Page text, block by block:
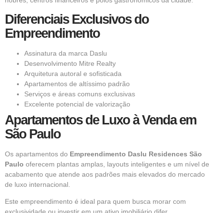
Diferenciais Exclusivos do
Empreendimento
Assinatura da marca Daslu
Desenvolvimento Mitre Realty
Arquitetura autoral e sofisticada
Apartamentos de altíssimo padrão
Serviços e áreas comuns exclusivas
Excelente potencial de valorização
Apartamentos de Luxo à Venda em
São Paulo
Os apartamentos do Empreendimento Daslu Residences São
Paulo oferecem plantas amplas, layouts inteligentes e um nível de
acabamento que atende aos padrões mais elevados do mercado
de luxo internacional.
Este empreendimento é ideal para quem busca morar com